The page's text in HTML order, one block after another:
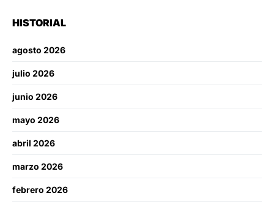
HISTORIAL
agosto 2026
julio 2026
junio 2026
mayo 2026
abril 2026
marzo 2026
febrero 2026